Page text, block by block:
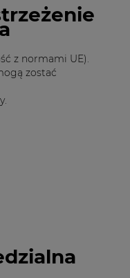
z normami UE).
zostać